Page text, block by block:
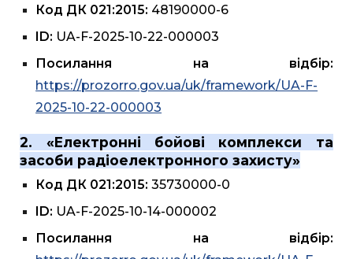
Код ДК 021:2015: 48190000-6
ID: UA-F-2025-10-22-000003
Посилання на відбір:
https://prozorro.gov.ua/uk/framework/UA-F-
2025-10-22-000003
2. «Електронні бойові комплекси та
засоби радіоелектронного захисту»
Код ДК 021:2015: 35730000-0
ID: UA-F-2025-10-14-000002
Посилання на відбір: